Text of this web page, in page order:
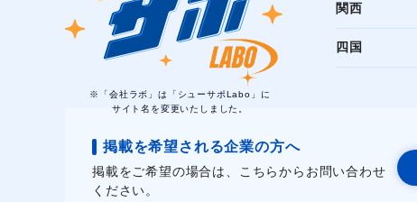
※「会社ラボ」は「シューサポLabo」に
サイト名を変更いたしました。
関西
四国
掲載を希望される企業の方へ
掲載をご希望の場合は、こちらからお問い合わせ
ください。